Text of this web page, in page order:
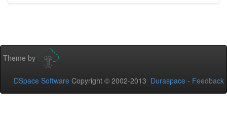
Theme by
DSpace Software Copyright © 2002-2013 Duraspace - Feedback